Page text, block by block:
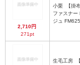
2,710円
271pt
小栗
ファスナー
ジュ
生毛工房